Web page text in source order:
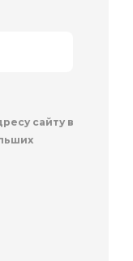
сайту в